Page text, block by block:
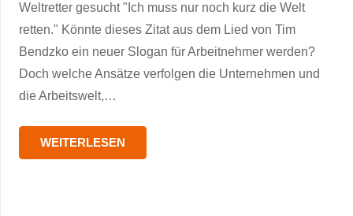
Weltretter gesucht "Ich muss nur noch kurz die Welt
retten." Könnte dieses Zitat aus dem Lied von Tim
Bendzko ein neuer Slogan für Arbeitnehmer werden?
Doch welche Ansätze verfolgen die Unternehmen und
die Arbeitswelt,…
WEITERLESEN